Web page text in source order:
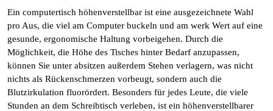
Ein computertisch höhenverstellbar ist eine ausgezeichnete Wahl
pro Aus, die viel am Computer buckeln und am werk Wert auf eine
gesunde, ergonomische Haltung vorbeigehen. Durch die
Möglichkeit, die Höhe des Tisches hinter Bedarf anzupassen,
können Sie unter absitzen außerdem Stehen verlagern, was nicht
nichts als Rückenschmerzen vorbeugt, sondern auch die
Blutzirkulation fluorördert. Besonders für jedes Leute, die viele
Stunden an dem Schreibtisch verleben, ist ein höhenverstellbarer